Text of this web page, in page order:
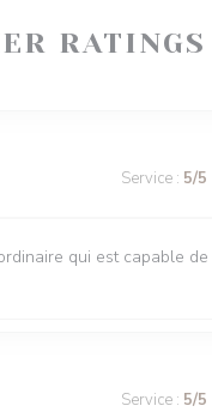
RATINGS
Service : 5/5
qui est capable de
Service : 5/5